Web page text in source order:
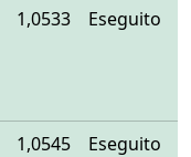
1,0533 Eseguito
1,0545 Eseguito